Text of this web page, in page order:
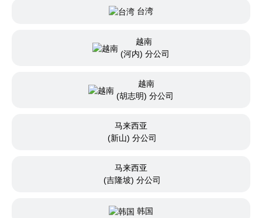
台湾
越南
(河内) 分公司
越南
(胡志明) 分公司
马来西亚
(新山) 分公司
马来西亚
(吉隆坡) 分公司
韩国